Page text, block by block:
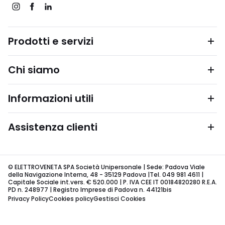
Prodotti e servizi
Chi siamo
Informazioni utili
Assistenza clienti
© ELETTROVENETA SPA Società Unipersonale | Sede: Padova Viale
della Navigazione Interna, 48 - 35129 Padova |Tel. 049 981 4611 |
Capitale Sociale int.vers. € 520.000 | P. IVA CEE IT 00184820280 R.E.A.
PD n. 248977 | Registro Imprese di Padova n. 44121bis
Privacy PolicyCookies policyGestisci Cookies